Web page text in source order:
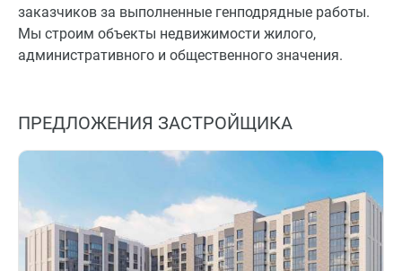
заказчиков за выполненные генподрядные работы.
Мы строим объекты недвижимости жилого,
административного и общественного значения.
ПРЕДЛОЖЕНИЯ ЗАСТРОЙЩИКА